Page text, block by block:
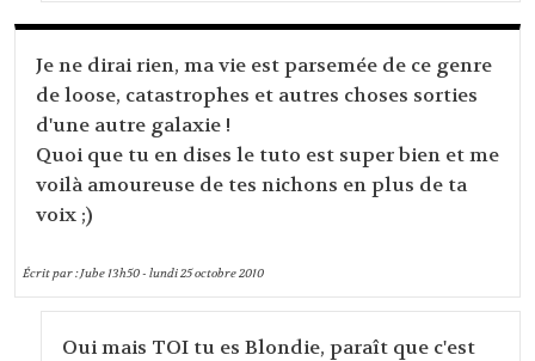
Je ne dirai rien, ma vie est parsemée de ce genre
de loose, catastrophes et autres choses sorties
d'une autre galaxie !
Quoi que tu en dises le tuto est super bien et me
voilà amoureuse de tes nichons en plus de ta
voix ;)
Écrit par :Jube13h50-lundi 25octobre 2010
Oui mais TOI tu es Blondie, paraît que c'est